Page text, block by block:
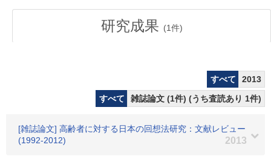
研究成果 (1件)
すべて
2013
すべて
雑誌論文 (1件) (うち査読あり 1件)
[雑誌論文] 高齢者に対する日本の回想法研究：文献レビュー
(1992-2012)
2013